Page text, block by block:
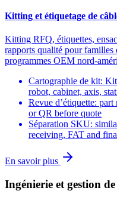
Kitting et étiquetage de
Kitting RFQ, étiquettes,
rapports qualité pour familles
programmes OEM nord-
Cartographie de kit:
robot, cabinet, axis,
Revue d’étiquette:
or QR before quote
Séparation SKU:
receiving, FAT and
En savoir plus
Ingénierie et gestion